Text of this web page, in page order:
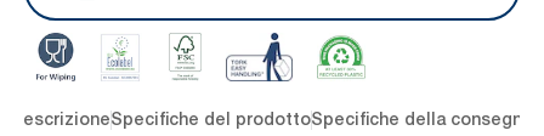
DescrizioneSpecifiche del prodottoSpecifiche della consegna